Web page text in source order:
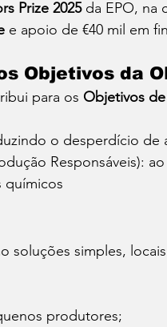
Prize 2025 da EPO, na
e apoio de €40 mil em
Objetivos da
para os Objetivos
o desperdício de
Responsáveis):
químicos
soluções simples,
produtores;